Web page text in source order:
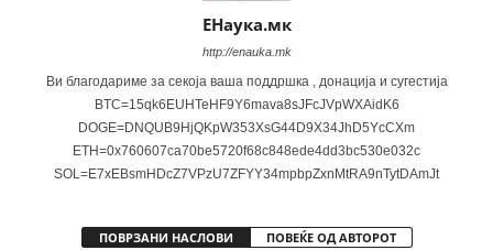
ЕНаука.мк
http://enauka.mk
Ви благодариме за секоја ваша поддршка , донација и сугестија
BTC=15qk6EUHTeHF9Y6mava8sJFcJVpWXAidK6
DOGE=DNQUB9HjQKpW353XsG44D9X34JhD5YcCXm
ETH=0x760607ca70be5720f68c848ede4dd3bc530e032c
SOL=E7xEBsmHDcZ7VPzU7ZFYY34mpbpZxnMtRA9nTytDAmJt
ПОВРЗАНИ НАСЛОВИ ПОВЕЌЕ ОД АВТОРОТ